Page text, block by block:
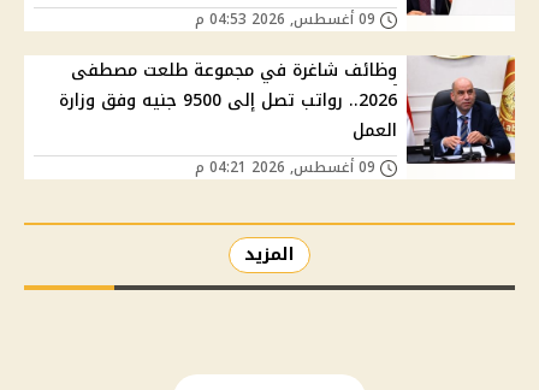
وظائف شاغرة في مجموعة طلعت مصطفى
2026.. رواتب تصل إلى 9500 جنيه وفق وزارة
العمل
المزيد